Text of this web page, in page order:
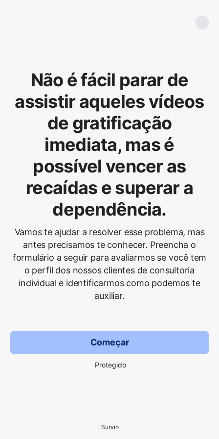
Não é fácil parar de
assistir aqueles vídeos
de gratificação
imediata, mas é
possível vencer as
recaídas e superar a
dependência.
Vamos te ajudar a resolver esse problema, mas
antes precisamos te conhecer. Preencha o
formulário a seguir para avaliarmos se você tem
o perfil dos nossos clientes de consultoria
individual e identificarmos como podemos te
auxiliar.
Começar
Protegido
Survio